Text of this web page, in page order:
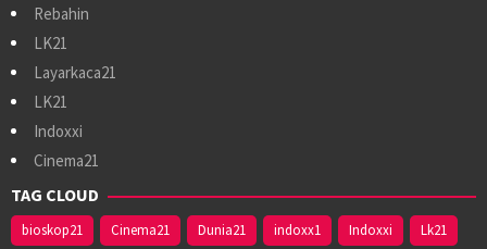
Rebahin
LK21
Layarkaca21
LK21
Indoxxi
Cinema21
TAG CLOUD
bioskop21 Cinema21 Dunia21 indoxx1 Indoxxi Lk21